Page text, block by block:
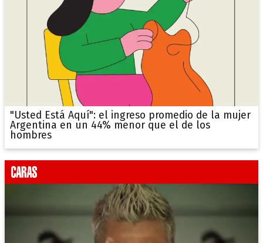
"Usted Está Aquí": el ingreso promedio de la mujer
Argentina en un 44% menor que el de los
hombres